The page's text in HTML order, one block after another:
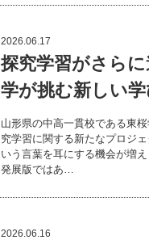
2026.06.17
探究学習がさら
学が挑む新しい
山形県の中高一貫校である東
究学習に関する新たなプロジ
いう言葉を耳にする機会が増
発展版ではあ…
2026.06.16